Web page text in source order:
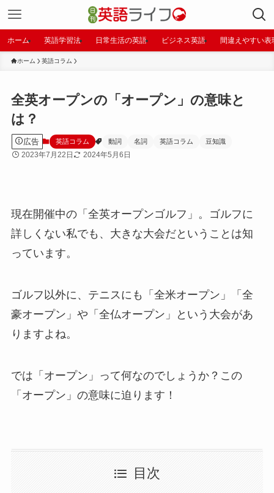
ホーム 英語学習法 日常生活の英語 ビジネス英語 間違えやすい表
ホーム 英語コラム
全英オープンの「オープン」の意味と
は？
広告 英語コラム 動詞 名詞 英語コラム 豆知識
2023年7月22日 2024年5月6日
現在開催中の「全英オープンゴルフ」。ゴルフに
詳しくない私でも、大きな大会だということは知
っています。
ゴルフ以外に、テニスにも「全米オープン」「全
豪オープン」や「全仏オープン」という大会があ
りますよね。
では「オープン」って何なのでしょうか？この
「オープン」の意味に迫ります！
目次